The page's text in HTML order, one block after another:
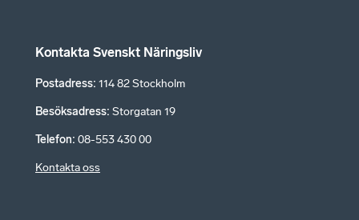
Kontakta Svenskt Näringsliv
Postadress: 114 82 Stockholm
Besöksadress: Storgatan 19
Telefon: 08-553 430 00
Kontakta oss